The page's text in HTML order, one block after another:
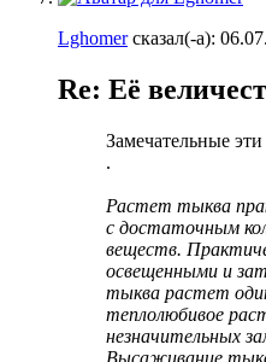
Lghomerсказал(-а):
Re: Её
Замечательные
.
Растет тыква
с достаточным
веществ.
освещенными и
тыква растет
теплолюбивое
незначительных
Высаживание